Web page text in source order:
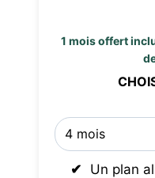
1 mois offert
Un plan